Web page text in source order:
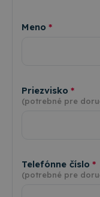
Meno
Priezvisko
(potrebné pre
Telefónne číslo
(potrebné pre